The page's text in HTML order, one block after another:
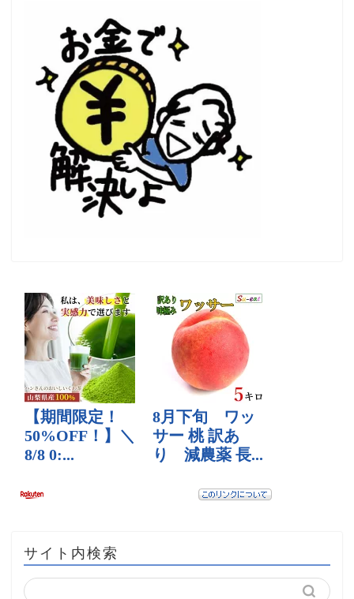
サイト内検索